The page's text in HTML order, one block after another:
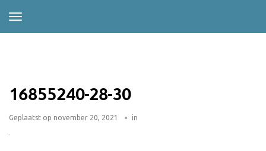
16855240-28-30
Geplaatst op november 20, 2021 in